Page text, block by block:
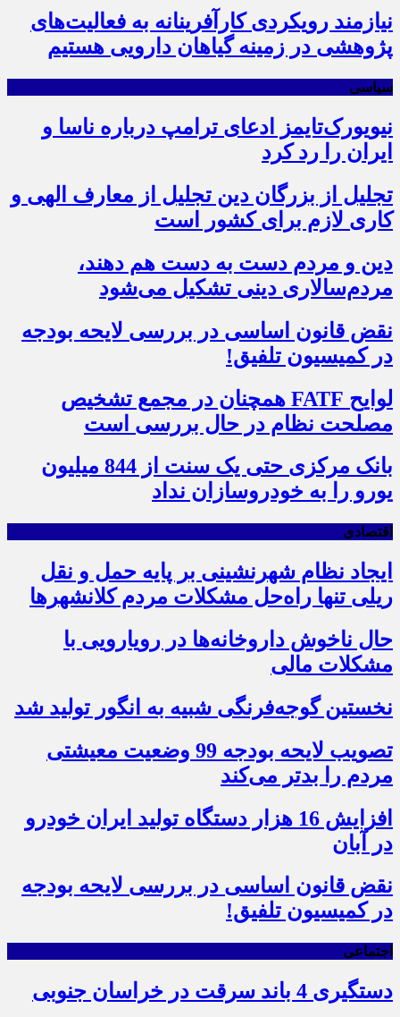
نیازمند رویکردی کارآفرینانه به فعالیت‌های
پژوهشی در زمینه گیاهان دارویی هستیم
سیاسی
نیویورک‌تایمز ادعای ترامپ درباره ناسا و
ایران را رد کرد
تجلیل از بزرگان دین تجلیل از معارف الهی و
کاری لازم برای کشور است
دین و مردم دست به‌ دست هم دهند،
مردم‌سالاری دینی تشکیل می‌شود
نقض قانون اساسی در بررسی لایحه بودجه
در کمیسیون تلفیق!
لوایح FATF همچنان در مجمع تشخیص
مصلحت نظام در حال بررسی است
بانک مرکزی حتی یک سنت از 844 میلیون
یورو را به خودروسازان نداد
اقتصادی
ایجاد نظام شهرنشینی بر پایه حمل و نقل
ریلی تنها راه‌حل مشکلات مردم کلانشهرها
حال ناخوش داروخانه‌ها در رویارویی با
مشکلات مالی
نخستین گوجه‌فرنگی شبیه به انگور تولید شد
تصویب لایحه بودجه 99 وضعیت معیشتی
مردم را بدتر می‌کند
افزایش 16 هزار دستگاه تولید ایران خودرو
در آبان
نقض قانون اساسی در بررسی لایحه بودجه
در کمیسیون تلفیق!
اجتماعی
دستگیری 4 باند سرقت در خراسان جنوبی